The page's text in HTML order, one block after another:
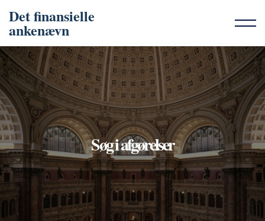
Det finansielle
ankenævn
Søg i afgørelser